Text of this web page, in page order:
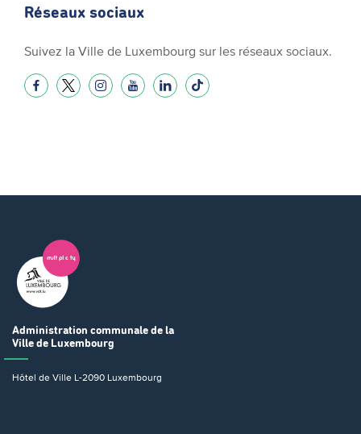
Réseaux sociaux
Suivez la Ville de Luxembourg sur les réseaux sociaux.
Administration communale de la
Ville de Luxembourg
Hôtel de Ville L-2090 Luxembourg